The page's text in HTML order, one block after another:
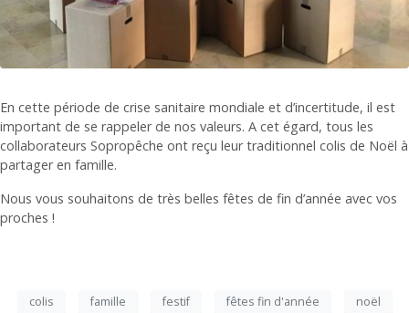
En cette période de crise sanitaire mondiale et d’incertitude, il est
important de se rappeler de nos valeurs. A cet égard, tous les
collaborateurs Sopropêche ont reçu leur traditionnel colis de Noël à
partager en famille.
Nous vous souhaitons de très belles fêtes de fin d’année avec vos
proches !
colis famille festif fêtes fin d'année
noël